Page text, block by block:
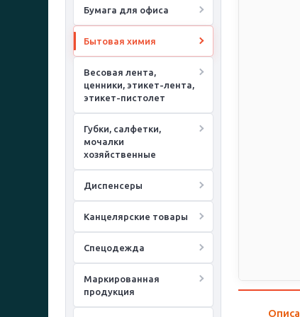
Бумага для офиса
Бытовая химия
Весовая лента,
ценники, этикет-лента,
этикет-пистолет
Губки, салфетки,
мочалки
хозяйственные
Диспенсеры
Канцелярские товары
Спецодежда
Маркированная
продукция